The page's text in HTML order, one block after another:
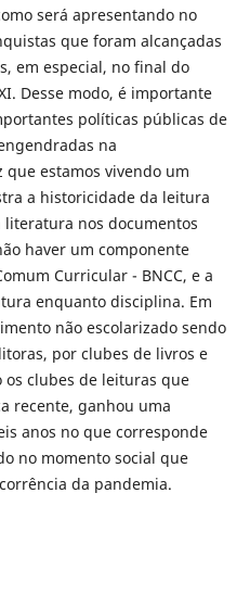
será apresentando no
que foram alcançadas
em especial, no final do
Desse modo, é importante
políticas públicas de
na
estamos vivendo um
a historicidade da leitura
nos documentos
haver um componente
Curricular - BNCC, e a
enquanto disciplina. Em
não escolarizado sendo
por clubes de livros e
os clubes de leituras que
recente, ganhou uma
anos no que corresponde
no momento social que
da pandemia.